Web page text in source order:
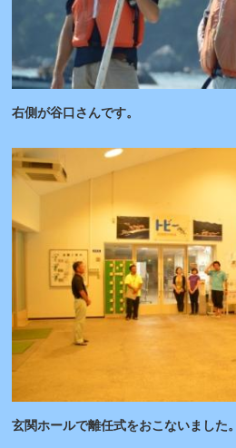
右側が谷口さんです。
玄関ホールで離任式をおこないました。